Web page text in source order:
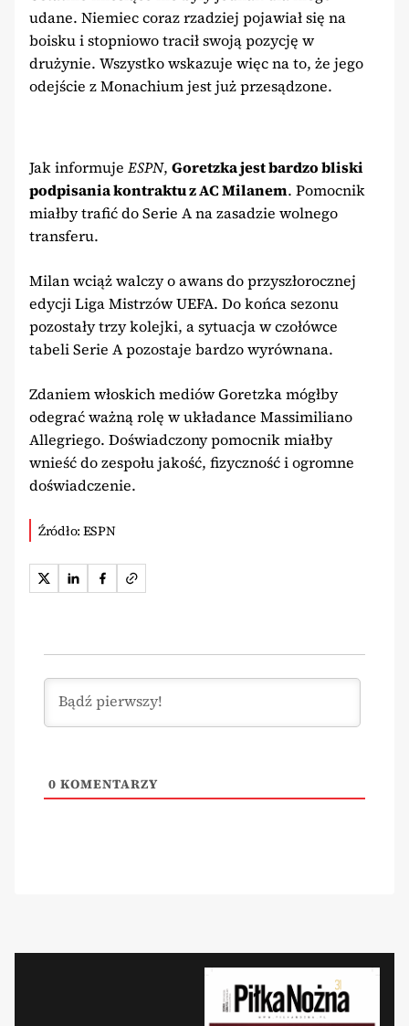
udane. Niemiec coraz rzadziej pojawiał się na
boisku i stopniowo tracił swoją pozycję w
drużynie. Wszystko wskazuje więc na to, że jego
odejście z Monachium jest już przesądzone.
Jak informuje ESPN, Goretzka jest bardzo bliski
podpisania kontraktu z AC Milanem. Pomocnik
miałby trafić do Serie A na zasadzie wolnego
transferu.
Milan wciąż walczy o awans do przyszłorocznej
edycji Liga Mistrzów UEFA. Do końca sezonu
pozostały trzy kolejki, a sytuacja w czołówce
tabeli Serie A pozostaje bardzo wyrównana.
Zdaniem włoskich mediów Goretzka mógłby
odegrać ważną rolę w układance Massimiliano
Allegriego. Doświadczony pomocnik miałby
wnieść do zespołu jakość, fizyczność i ogromne
doświadczenie.
Źródło: ESPN
0 KOMENTARZY